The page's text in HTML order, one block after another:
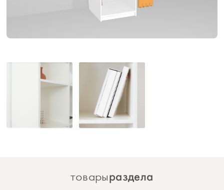
товарыраздела